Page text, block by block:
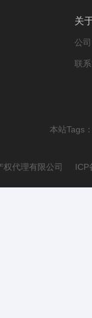
关
公
联
本站Tags
权代理有限公司 ICP